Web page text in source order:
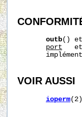
outb() et
port
VOIR AUSSI
ioperm